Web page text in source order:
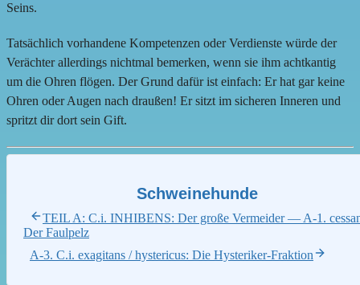
Seins.
Tatsächlich vorhandene Kompetenzen oder Verdienste würde der
Verächter allerdings nichtmal bemerken, wenn sie ihm achtkantig
um die Ohren flögen. Der Grund dafür ist einfach: Er hat gar keine
Ohren oder Augen nach draußen! Er sitzt im sicheren Inneren und
spritzt dir dort sein Gift.
Schweinehunde
TEIL A: C.i. INHIBENS: Der große Vermeider — A-1.
Der Faulpelz
A-3. C.i. exagitans / hystericus: Die Hysteriker-Fraktion